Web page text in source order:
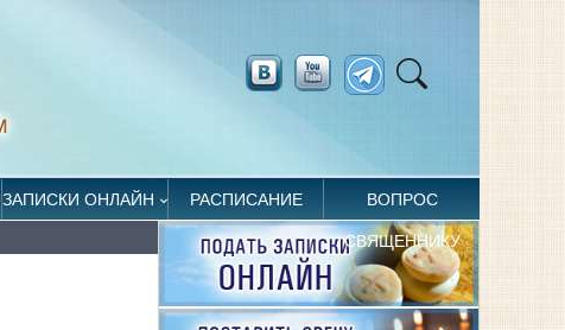
ЗАПИСКИ ОНЛАЙН РАСПИСАНИЕ ВОПРОС
СВЯЩЕННИКУ